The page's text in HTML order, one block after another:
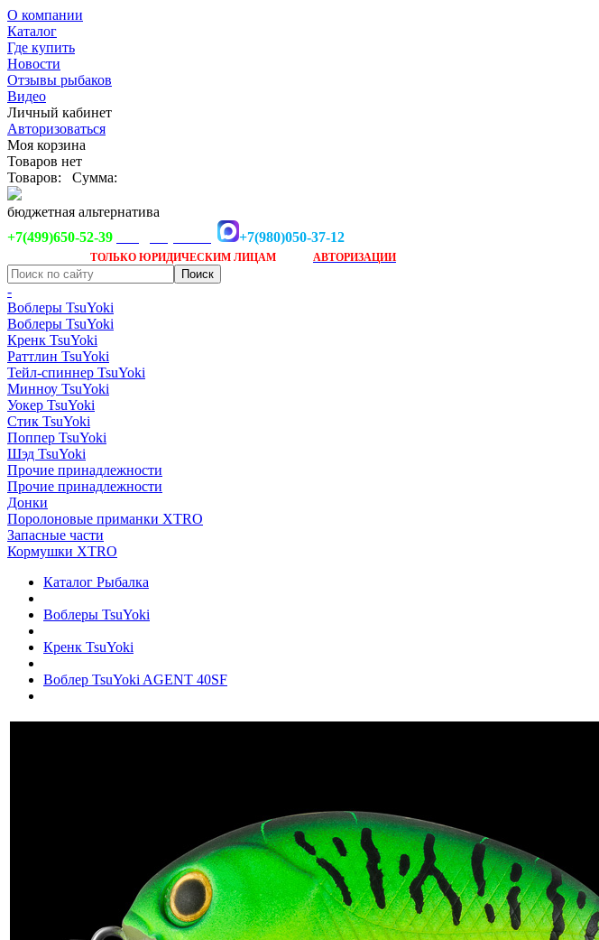
О компании
Каталог
Где купить
Новости
Отзывы рыбаков
Видео
Личный кабинет
Авторизоваться
Моя корзина
Товаров нет
Товаров:
Сумма:
бюджетная альтернатива
+7(499)650-52-39
+7(980)050-37-12
ТОЛЬКО ЮРИДИЧЕСКИМ ЛИЦАМ АВТОРИЗАЦИИ
-
Воблеры TsuYoki
Воблеры TsuYoki
Кренк TsuYoki
Раттлин TsuYoki
Тейл-спиннер TsuYoki
Минноу TsuYoki
Уокер TsuYoki
Стик TsuYoki
Поппер TsuYoki
Шэд TsuYoki
Прочие принадлежности
Прочие принадлежности
Донки
Поролоновые приманки XTRO
Запасные части
Кормушки XTRO
Каталог Рыбалка
Воблеры TsuYoki
Кренк TsuYoki
Воблер TsuYoki AGENT 40SF